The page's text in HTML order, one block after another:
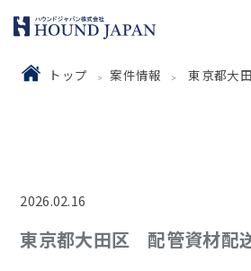
トップ 案件情報 東京都大
2026.02.16
東京都大田区 配管資材配